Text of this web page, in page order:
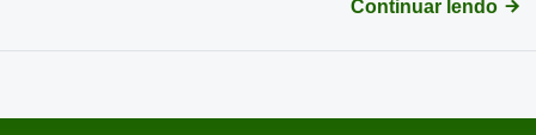
Continuar lendo